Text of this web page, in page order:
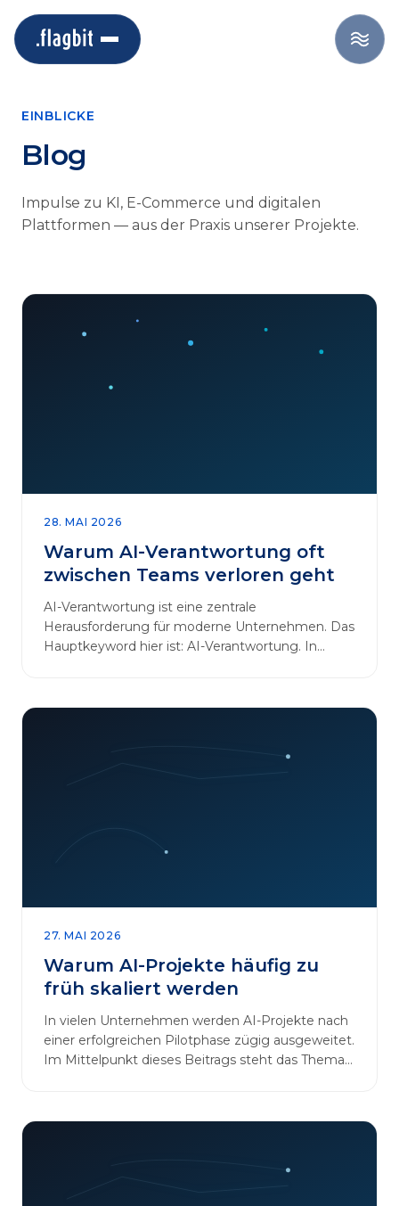
EINBLICKE
Blog
Impulse zu KI, E-Commerce und digitalen
Plattformen — aus der Praxis unserer Projekte.
28. MAI 2026
Warum AI-Verantwortung oft
zwischen Teams verloren geht
AI-Verantwortung ist eine zentrale
Herausforderung für moderne Unternehmen. Das
Hauptkeyword hier ist: AI-Verantwortung. In
27. MAI 2026
Warum AI-Projekte häufig zu
früh skaliert werden
In vielen Unternehmen werden AI-Projekte nach
einer erfolgreichen Pilotphase zügig ausgeweitet.
Im Mittelpunkt dieses Beitrags steht das Thema